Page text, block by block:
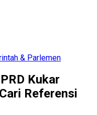
& Parlemen
Kukar
Referensi